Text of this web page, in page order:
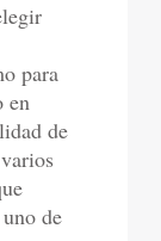
para
en
de
de